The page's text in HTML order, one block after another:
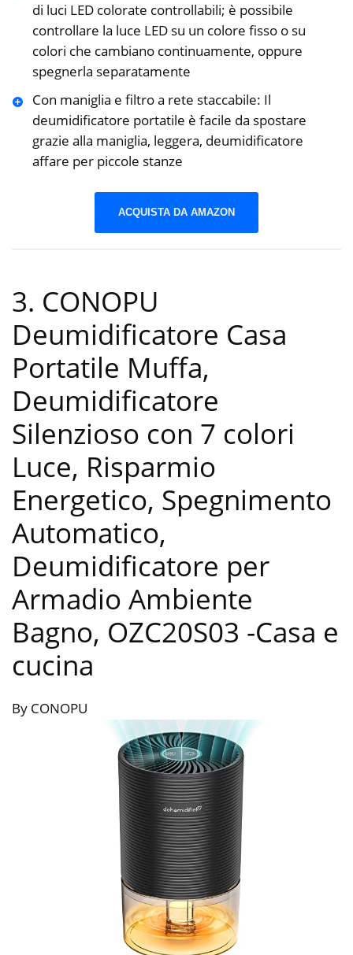
di luci LED colorate controllabili; è possibile
controllare la luce LED su un colore fisso o su
colori che cambiano continuamente, oppure
spegnerla separatamente
Con maniglia e filtro a rete staccabile: Il
deumidificatore portatile è facile da spostare
grazie alla maniglia, leggera, deumidificatore
affare per piccole stanze
ACQUISTA DA AMAZON
3. CONOPU
Deumidificatore Casa
Portatile Muffa,
Deumidificatore
Silenzioso con 7 colori
Luce, Risparmio
Energetico, Spegnimento
Automatico,
Deumidificatore per
Armadio Ambiente
Bagno, OZC20S03 -Casa e
cucina
By CONOPU